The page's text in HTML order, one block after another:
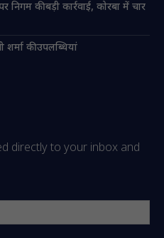
की बड़ी कार्रवाई, कोरबा में चार
शर्मा की उपलब्धियां
directly to your inbox and